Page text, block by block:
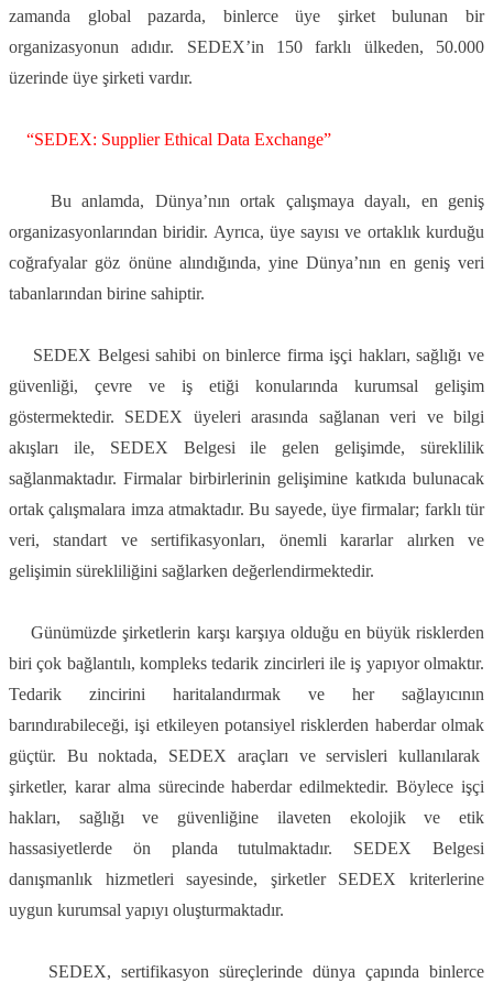
zamanda global pazarda, binlerce üye şirket bulunan bir
organizasyonun adıdır. SEDEX’in 150 farklı ülkeden, 50.000
üzerinde üye şirketi vardır.
“SEDEX: Supplier Ethical Data Exchange”
Bu anlamda, Dünya’nın ortak çalışmaya dayalı, en geniş
organizasyonlarından biridir. Ayrıca, üye sayısı ve ortaklık kurduğu
coğrafyalar göz önüne alındığında, yine Dünya’nın en geniş veri
tabanlarından birine sahiptir.
SEDEX Belgesi sahibi on binlerce firma işçi hakları, sağlığı ve
güvenliği, çevre ve iş etiği konularında kurumsal gelişim
göstermektedir. SEDEX üyeleri arasında sağlanan veri ve bilgi
akışları ile, SEDEX Belgesi ile gelen gelişimde, süreklilik
sağlanmaktadır. Firmalar birbirlerinin gelişimine katkıda bulunacak
ortak çalışmalara imza atmaktadır. Bu sayede, üye firmalar; farklı tür
veri, standart ve sertifikasyonları, önemli kararlar alırken ve
gelişimin sürekliliğini sağlarken değerlendirmektedir.
Günümüzde şirketlerin karşı karşıya olduğu en büyük risklerden
biri çok bağlantılı, kompleks tedarik zincirleri ile iş yapıyor olmaktır.
Tedarik zincirini haritalandırmak ve her sağlayıcının
barındırabileceği, işi etkileyen potansiyel risklerden haberdar olmak
güçtür. Bu noktada, SEDEX araçları ve servisleri kullanılarak
şirketler, karar alma sürecinde haberdar edilmektedir. Böylece işçi
hakları, sağlığı ve güvenliğine ilaveten ekolojik ve etik
hassasiyetlerde ön planda tutulmaktadır. SEDEX Belgesi
danışmanlık hizmetleri sayesinde, şirketler SEDEX kriterlerine
uygun kurumsal yapıyı oluşturmaktadır.
SEDEX, sertifikasyon süreçlerinde dünya çapında binlerce